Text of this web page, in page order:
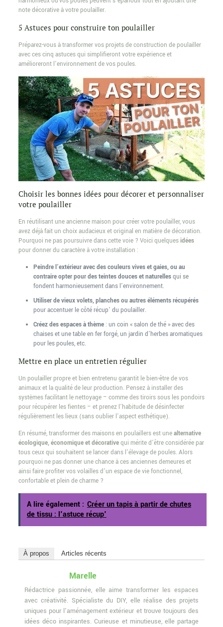
note décorative à votre poulailler.
5 Astuces pour construire ton poulailler
Préparez-vous à transformer vos projets de construction de poulailler
avec ces cinq astuces qui simplifieront votre expérience et
amélioreront l’environnement de vos poules.
Choisir les bonnes idées pour décorer et personnaliser
votre poulailler
En réutilisant une ancienne maison pour créer votre poulailler, vous
avez déjà fait un choix audacieux et original en matière de décoration.
Pourquoi ne pas poursuivre dans cette voie ? Voici quelquesidées
pour donner du caractère à votre installation :
Peindre l’extérieur avec des couleurs vives et gaies, ou au
contraire opter pour des teintes douces et naturellesqui se
fondent harmonieusement dans l’environnement.
Utiliser de vieux volets, planches ou autres éléments récupérés
pour accentuer le côté récup’ du poulailler.
Créez des espaces à thème: un coin « salon de thé » avec des
chaises et une table en fer forgé, un jardin d’herbes aromatiques
pour les poules, etc.
Mettre en place un entretien régulier
Un poulailler propre et bien entretenu garantit le bien-être de vos
animaux et la qualité de leur production. Pensez à installer des
systèmes facilitant le nettoyage – comme des tiroirs sous les pondoirs
pour récupérer les fientes – et prenez l’habitude de désinfecter
régulièrement les lieux (sans oublier l’aspect esthétique).
En résumé, transformer des maisons en poulaillers est unealternative
écologique, économique et décorativequi mérite d’être considérée par
tous ceux qui souhaitent se lancer dans l’élevage de poules. Alors
pourquoi ne pas donner une chance à ces anciennes demeures et
ainsi faire profiter vos volailles d’un espace de vie fonctionnel,
confortable et plein de charme ?
A lire également : Créer un tapis à partir de chutes
de tissu : l'astuce récup'
À propos Articles récents
Marelle
Rédactrice passionnée, elle aime transformer les espaces
avec créativité. Spécialiste du DIY, elle réalise des projets
uniques pour l'aménagement extérieur et trouve toujours des
idées déco inspirantes. Curieuse et minutieuse, elle partage